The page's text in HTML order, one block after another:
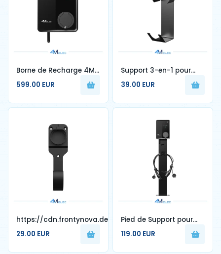
Borne de Recharge 4M
ELEC 22 kW – Type 2
avec Prise & Obturateur
LCD – Triphasé
599.00 EUR
Support 3-en-1 pour
Chargeur Portable 949
– Organisateur de
39.00 EUR
https://cdn.frontynova.dev/4melec/products/wAxMB-
1756335776.webp
29.00 EUR
Pied de Support pour
Borne de Recharge –
Hauteur 1,3 m – Acier
119.00 EUR